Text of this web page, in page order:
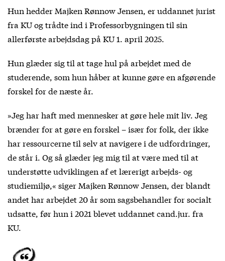
Hun hedder Majken Rønnow Jensen, er uddannet jurist
fra KU og trådte ind i Professorbygningen til sin
allerførste arbejdsdag på KU 1. april 2025.
Hun glæder sig til at tage hul på arbejdet med de
studerende, som hun håber at kunne gøre en afgørende
forskel for de næste år.
»Jeg har haft med mennesker at gøre hele mit liv. Jeg
brænder for at gøre en forskel – især for folk, der ikke
har ressourcerne til selv at navigere i de udfordringer,
de står i. Og så glæder jeg mig til at være med til at
understøtte udviklingen af et lærerigt arbejds- og
studiemiljø,« siger Majken Rønnow Jensen, der blandt
andet har arbejdet 20 år som sagsbehandler for socialt
udsatte, før hun i 2021 blevet uddannet cand.jur. fra
KU.